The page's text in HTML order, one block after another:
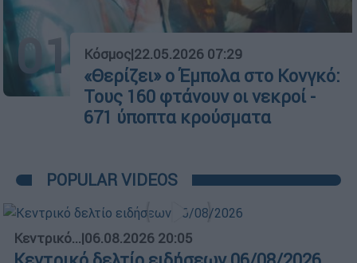
01 Κόσμος|22.05.2026 07:29
«Θερίζει» ο Έμπολα στο Κονγκό:
Τους 160 φτάνουν οι νεκροί -
671 ύποπτα κρούσματα
POPULAR VIDEOS
Κεντρικό...|06.08.2026 20:05